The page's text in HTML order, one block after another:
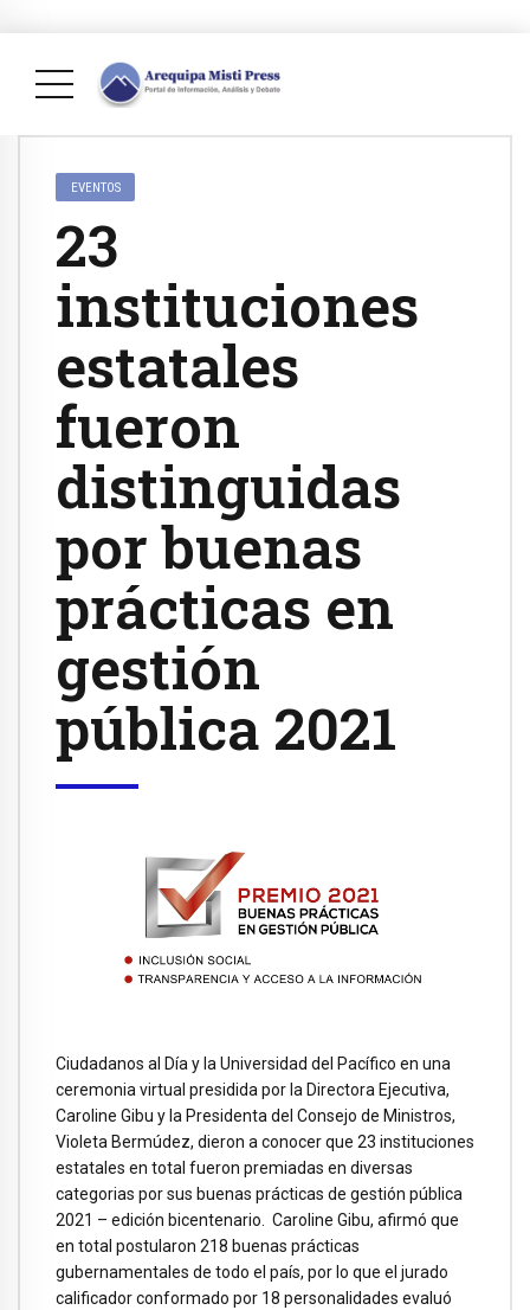
EVENTOS
23
instituciones
estatales
fueron
distinguidas
por buenas
prácticas en
gestión
pública 2021
Ciudadanos al Día y la Universidad del Pacífico en una
ceremonia virtual presidida por la Directora Ejecutiva,
Caroline Gibu y la Presidenta del Consejo de Ministros,
Violeta Bermúdez, dieron a conocer que 23 instituciones
estatales en total fueron premiadas en diversas
categorias por sus buenas prácticas de gestión pública
2021 – edición bicentenario. Caroline Gibu, afirmó que
en total postularon 218 buenas prácticas
gubernamentales de todo el país, por lo que el jurado
calificador conformado por 18 personalidades evaluó